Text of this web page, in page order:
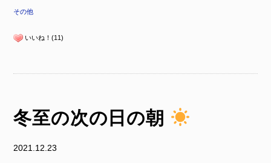
その他
いいね！(11)
冬至の次の日の朝
2021.12.23